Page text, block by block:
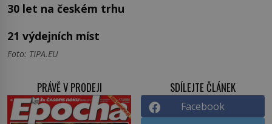
30 let na českém trhu
21 výdejních míst
Foto: TIPA.EU
PRÁVĚ V PRODEJI SDÍLEJTE ČLÁNEK
Facebook